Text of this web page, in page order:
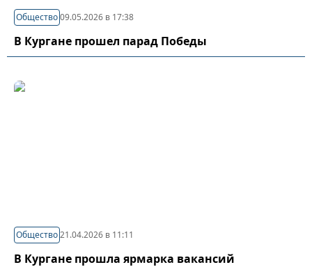
Общество09.05.2026 в 17:38
В Кургане прошел парад Победы
Общество21.04.2026 в 11:11
В Кургане прошла ярмарка вакансий